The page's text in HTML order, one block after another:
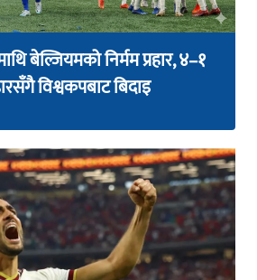
बेल्जियमको निर्मम प्रहार, ४–१
विश्वकपबाट बिदाइ